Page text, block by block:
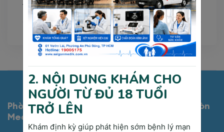
Tags
Phòng Khám Đa Khoa Công Nghệ Cao Sài Gòn
Medik
2. NỘI DUNG KHÁM CHO
NGƯỜI TỪ ĐỦ 18 TUỔI
TRỞ LÊN
Khám định kỳ giúp phát hiện sớm bệnh lý mạn